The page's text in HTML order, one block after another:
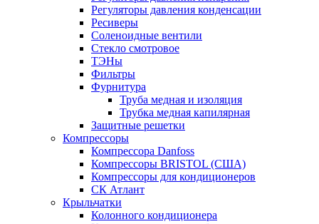
Регуляторы давления конденсации
Ресиверы
Соленоидные вентили
Стекло смотровое
ТЭНы
Фильтры
Фурнитура
Труба медная и изоляция
Трубка медная капилярная
Защитные решетки
Компрессоры
Компрессора Danfoss
Компрессоры BRISTOL (США)
Компрессоры для кондиционеров
СК Атлант
Крыльчатки
Колонного кондиционера